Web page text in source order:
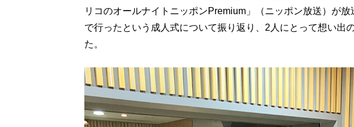
リコのオールナイトニッポンPremium」（ニッポン放送）が
で行ったという成人式について振り返り、2人にとって想い出
た。